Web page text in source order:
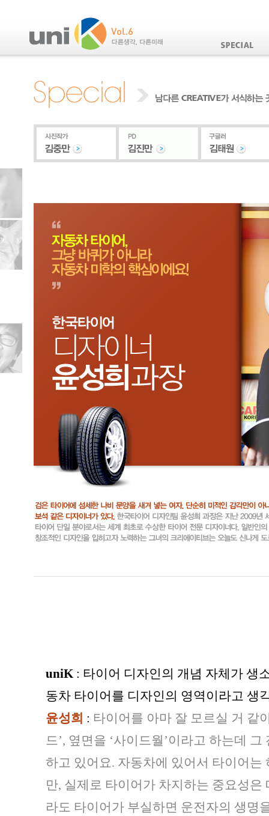
uniK : 타이어 디자인의 개념 자체가 생
동차 타이어를 디자인의 영역이라고 생
윤성희 : 타이어를 아마 잘 모르실 거 같
드’, 옆면을 ‘사이드월’이라고 하는데
하고 있어요. 자동차에 있어서 타이어는
만, 실제로 타이어가 차지하는 중요성은
라도 타이어가 부실하면 운전자의 생명